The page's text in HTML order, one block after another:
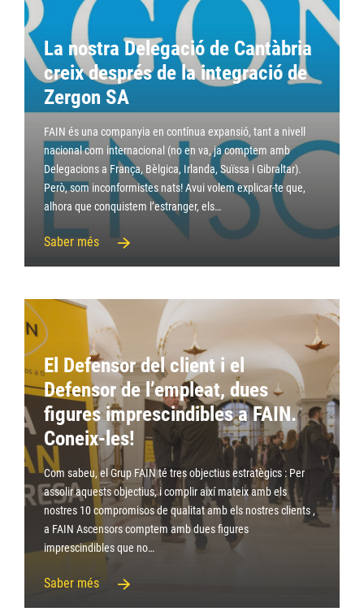
La nostra Delegació de Cantàbria
creix després de la integració de
Zergon SA
FAIN és una companyia en contínua expansió, tant a nivell
nacional com internacional (no en va, ja comptem amb
Delegacions a França, Bèlgica, Irlanda, Suïssa i Gibraltar).
Però, som inconformistes nats! Avui volem explicar-te que,
alhora que conquistem l’estranger, els…
Saber més
El Defensor del client i el
Defensor de l’empleat, dues
figures imprescindibles a FAIN.
Coneix-les!
Com sabeu, el Grup FAIN té tres objectius estratègics : Per
assolir aquests objectius, i complir així mateix amb els
nostres 10 compromisos de qualitat amb els nostres clients ,
a FAIN Ascensors comptem amb dues figures
imprescindibles que no…
Saber més